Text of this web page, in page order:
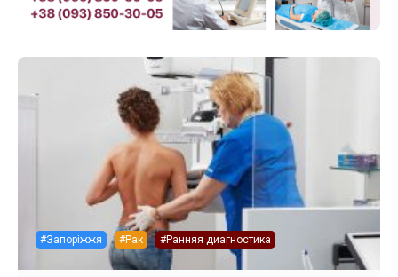
#Запоріжжя #Рак #Ранняя диагностика